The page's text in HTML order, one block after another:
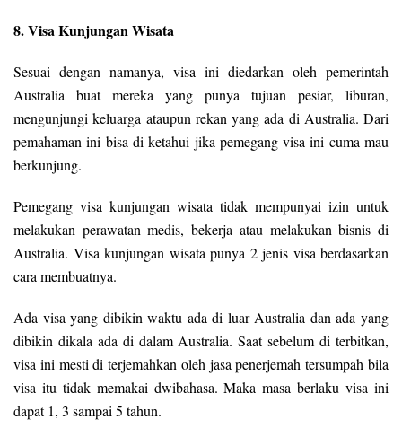
8. Visa Kunjungan Wisata
Sesuai dengan namanya, visa ini diedarkan oleh pemerintah
Australia buat mereka yang punya tujuan pesiar, liburan,
mengunjungi keluarga ataupun rekan yang ada di Australia. Dari
pemahaman ini bisa di ketahui jika pemegang visa ini cuma mau
berkunjung.
Pemegang visa kunjungan wisata tidak mempunyai izin untuk
melakukan perawatan medis, bekerja atau melakukan bisnis di
Australia. Visa kunjungan wisata punya 2 jenis visa berdasarkan
cara membuatnya.
Ada visa yang dibikin waktu ada di luar Australia dan ada yang
dibikin dikala ada di dalam Australia. Saat sebelum di terbitkan,
visa ini mesti di terjemahkan oleh jasa penerjemah tersumpah bila
visa itu tidak memakai dwibahasa. Maka masa berlaku visa ini
dapat 1, 3 sampai 5 tahun.